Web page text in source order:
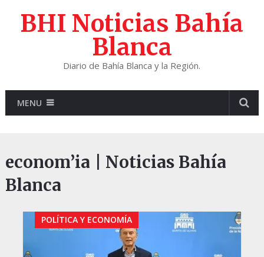
BHI Noticias Bahía
Blanca
Diario de Bahía Blanca y la Región.
MENU
econom’ia | Noticias Bahía
Blanca
POLÍTICA Y ECONOMÍA